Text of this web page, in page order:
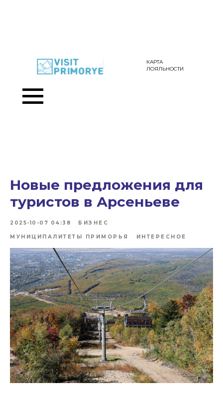
КАРТА
ЛОЯЛЬНОСТИ
Новые предложения для
туристов в Арсеньеве
2025-10-07 04:38 БИЗНЕС
МУНИЦИПАЛИТЕТЫ ПРИМОРЬЯ ИНТЕРЕСНОЕ